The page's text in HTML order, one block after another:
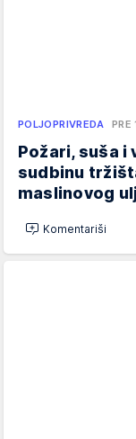
POLJOPRIVREDA PRE
Požari, suša
sudbinu
maslinovog
Komentariši